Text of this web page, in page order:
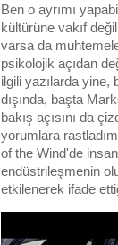
Ben o ayrımı
kültürüne vakıf
varsa da
psikolojik açıdan
ilgili yazılarda
dışında, başta
bakış açısını da
yorumlara
of the Wind'de
endüstrileşmenin
etkilenerek ifade